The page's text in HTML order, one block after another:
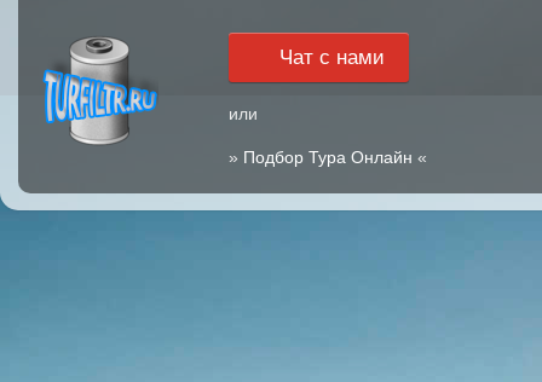
Чат с нами
или
» Подбор Тура Онлайн «